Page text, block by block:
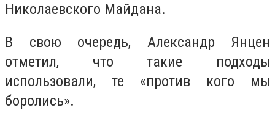
Николаевского Майдана.
В свою очередь, Александр Янцен
отметил, что такие подходы
использовали, те «против кого мы
боролись».